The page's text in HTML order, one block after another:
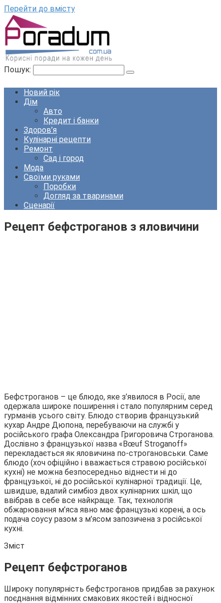
Перейти до вмісту
Пошук:
Новий рік
Дім
Авто
Кредит і банки
Здоров’я
Кулінарні рецепти
Ремонт
Сад і город
Мода
Своїми руками
Поробки
Догляд за тваринами
Сценарії
Рецепт бефстроганов з яловичини
Бефстроганов – це блюдо, яке з’явилося в Росії, але
одержала широке поширення і стало популярним серед
гурманів усього світу. Блюдо створив французький
кухар Андре Дюпона, перебуваючи на службі у
російського графа Олександра Григоровича Строганова.
Дослівно з французької назва «Bœuf Stroganoff»
перекладається як яловичина по-строгановськи. Саме
блюдо (хоч офіційно і вважається стравою російської
кухні) не можна безпосередньо віднести ні до
французької, ні до російської кулінарної традиції. Це,
швидше, вдалий симбіоз двох кулінарних шкіл, що
ввібрав в себе все найкраще. Так, технологія
обжарювання м’яса явно має французькі корені, а ось
подача соусу разом з м’ясом запозичена з російської
кухні.
Зміст
Рецепт бефстроганов
Широку популярність бефстроганов придбав за рахунок
поєднання відмінних смакових якостей і відносної